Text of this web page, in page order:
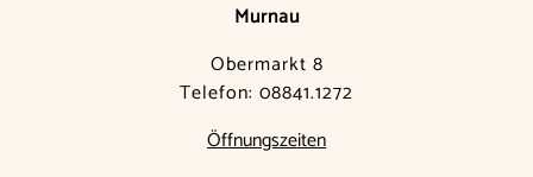
Murnau
Obermarkt 8
Telefon: 08841.1272
Öffnungszeiten